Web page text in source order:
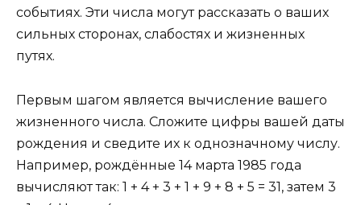
событиях. Эти числа могут рассказать о ваших
сильных сторонах, слабостях и жизненных
путях.
Первым шагом является вычисление вашего
жизненного числа. Сложите цифры вашей даты
рождения и сведите их к однозначному числу.
Например, рождённые 14 марта 1985 года
вычисляют так: 1 + 4 + 3 + 1 + 9 + 8 + 5 = 31, затем 3